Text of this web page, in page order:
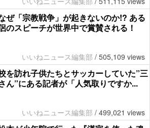
ぜ「宗教戦争」が起きないのか!? ある
のスピーチが世界中で賞賛される！
いいねニュース編集部 / 505,109 views
を訪れ子供たちとサッカーしていた”三
ん”にある記者が「人気取りですか...
いいねニュース編集部 / 499,021 views